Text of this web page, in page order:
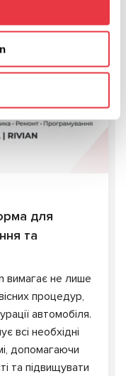
для
та
вимагає не лише
процедур,
автомобіля.
всі необхідні
допомагаючи
та підвищувати